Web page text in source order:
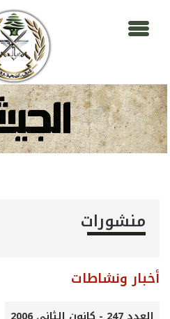
منشورات
أخبار ونشاطات